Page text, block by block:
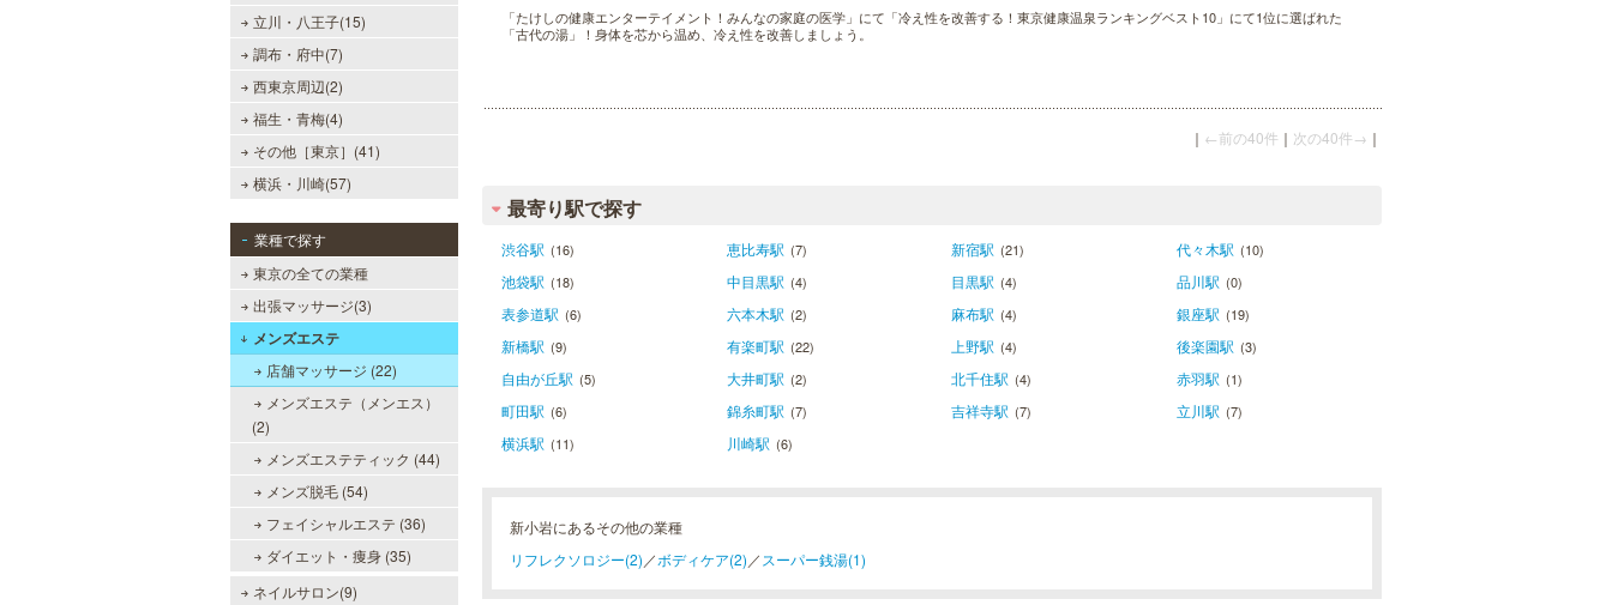
立川・八王子(15)
調布・府中(7)
西東京周辺(2)
福生・青梅(4)
その他［東京］(41)
横浜・川崎(57)
業種で探す
東京の全ての業種
出張マッサージ(3)
メンズエステ
店舗マッサージ (22)
メンズエステ（メンエス）
(2)
メンズエステティック (44)
メンズ脱毛 (54)
フェイシャルエステ (36)
ダイエット・痩身 (35)
ネイルサロン(9)
「たけしの健康エンターテイメント！みんなの家庭の医学」にて「冷え性を改善する！東京健康温泉ランキングベスト10」にて1位に選ばれた
「古代の湯」！身体を芯から温め、冷え性を改善しましょう。
｜ ←前の40件 ｜ 次の40件→ ｜
最寄り駅で探す
渋谷駅 (16) 恵比寿駅 (7) 新宿駅 (21) 代々木駅 (10)
池袋駅 (18) 中目黒駅 (4) 目黒駅 (4) 品川駅 (0)
表参道駅 (6) 六本木駅 (2) 麻布駅 (4) 銀座駅 (19)
新橋駅 (9) 有楽町駅 (22) 上野駅 (4) 後楽園駅 (3)
自由が丘駅 (5) 大井町駅 (2) 北千住駅 (4) 赤羽駅 (1)
町田駅 (6) 錦糸町駅 (7) 吉祥寺駅 (7) 立川駅 (7)
横浜駅 (11) 川崎駅 (6)
新小岩にあるその他の業種
リフレクソロジー(2) ／ボディケア(2) ／ スーパー銭湯(1)